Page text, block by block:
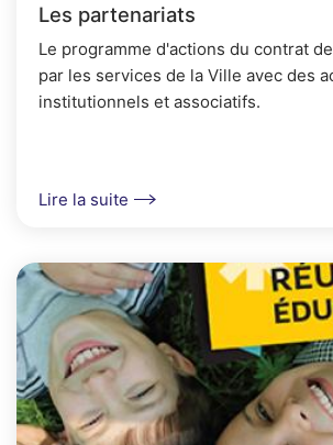
Les partenariats
Le programme d'actions du contrat
par les services de la Ville avec des
institutionnels et associatifs.
Lire la suite